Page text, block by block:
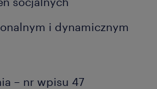
i dynamicznym
– nr wpisu 47